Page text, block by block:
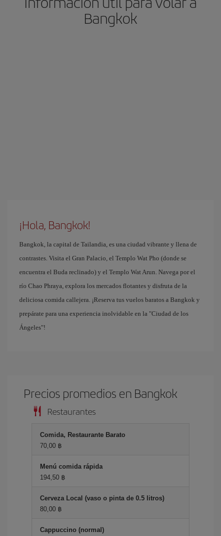
Bangkok
¡Hola, Bangkok!
Bangkok, la capital de Tailandia, es una ciudad vibrante y llena de
contrastes. Visita el Gran Palacio, el Templo Wat Pho (donde se
encuentra el Buda reclinado) y el Templo Wat Arun. Navega por el
río Chao Phraya, explora los mercados flotantes y disfruta de la
deliciosa comida callejera. ¡Reserva tus vuelos baratos a Bangkok y
prepárate para una experiencia inolvidable en la "Ciudad de los
Ángeles"!
Precios promedios en Bangkok
Restaurantes
Comida, Restaurante Barato
70,00 ฿
Menú comida rápida
194,50 ฿
Cerveza Local (vaso o pinta de 0.5 litros)
80,00 ฿
Cappuccino (normal)